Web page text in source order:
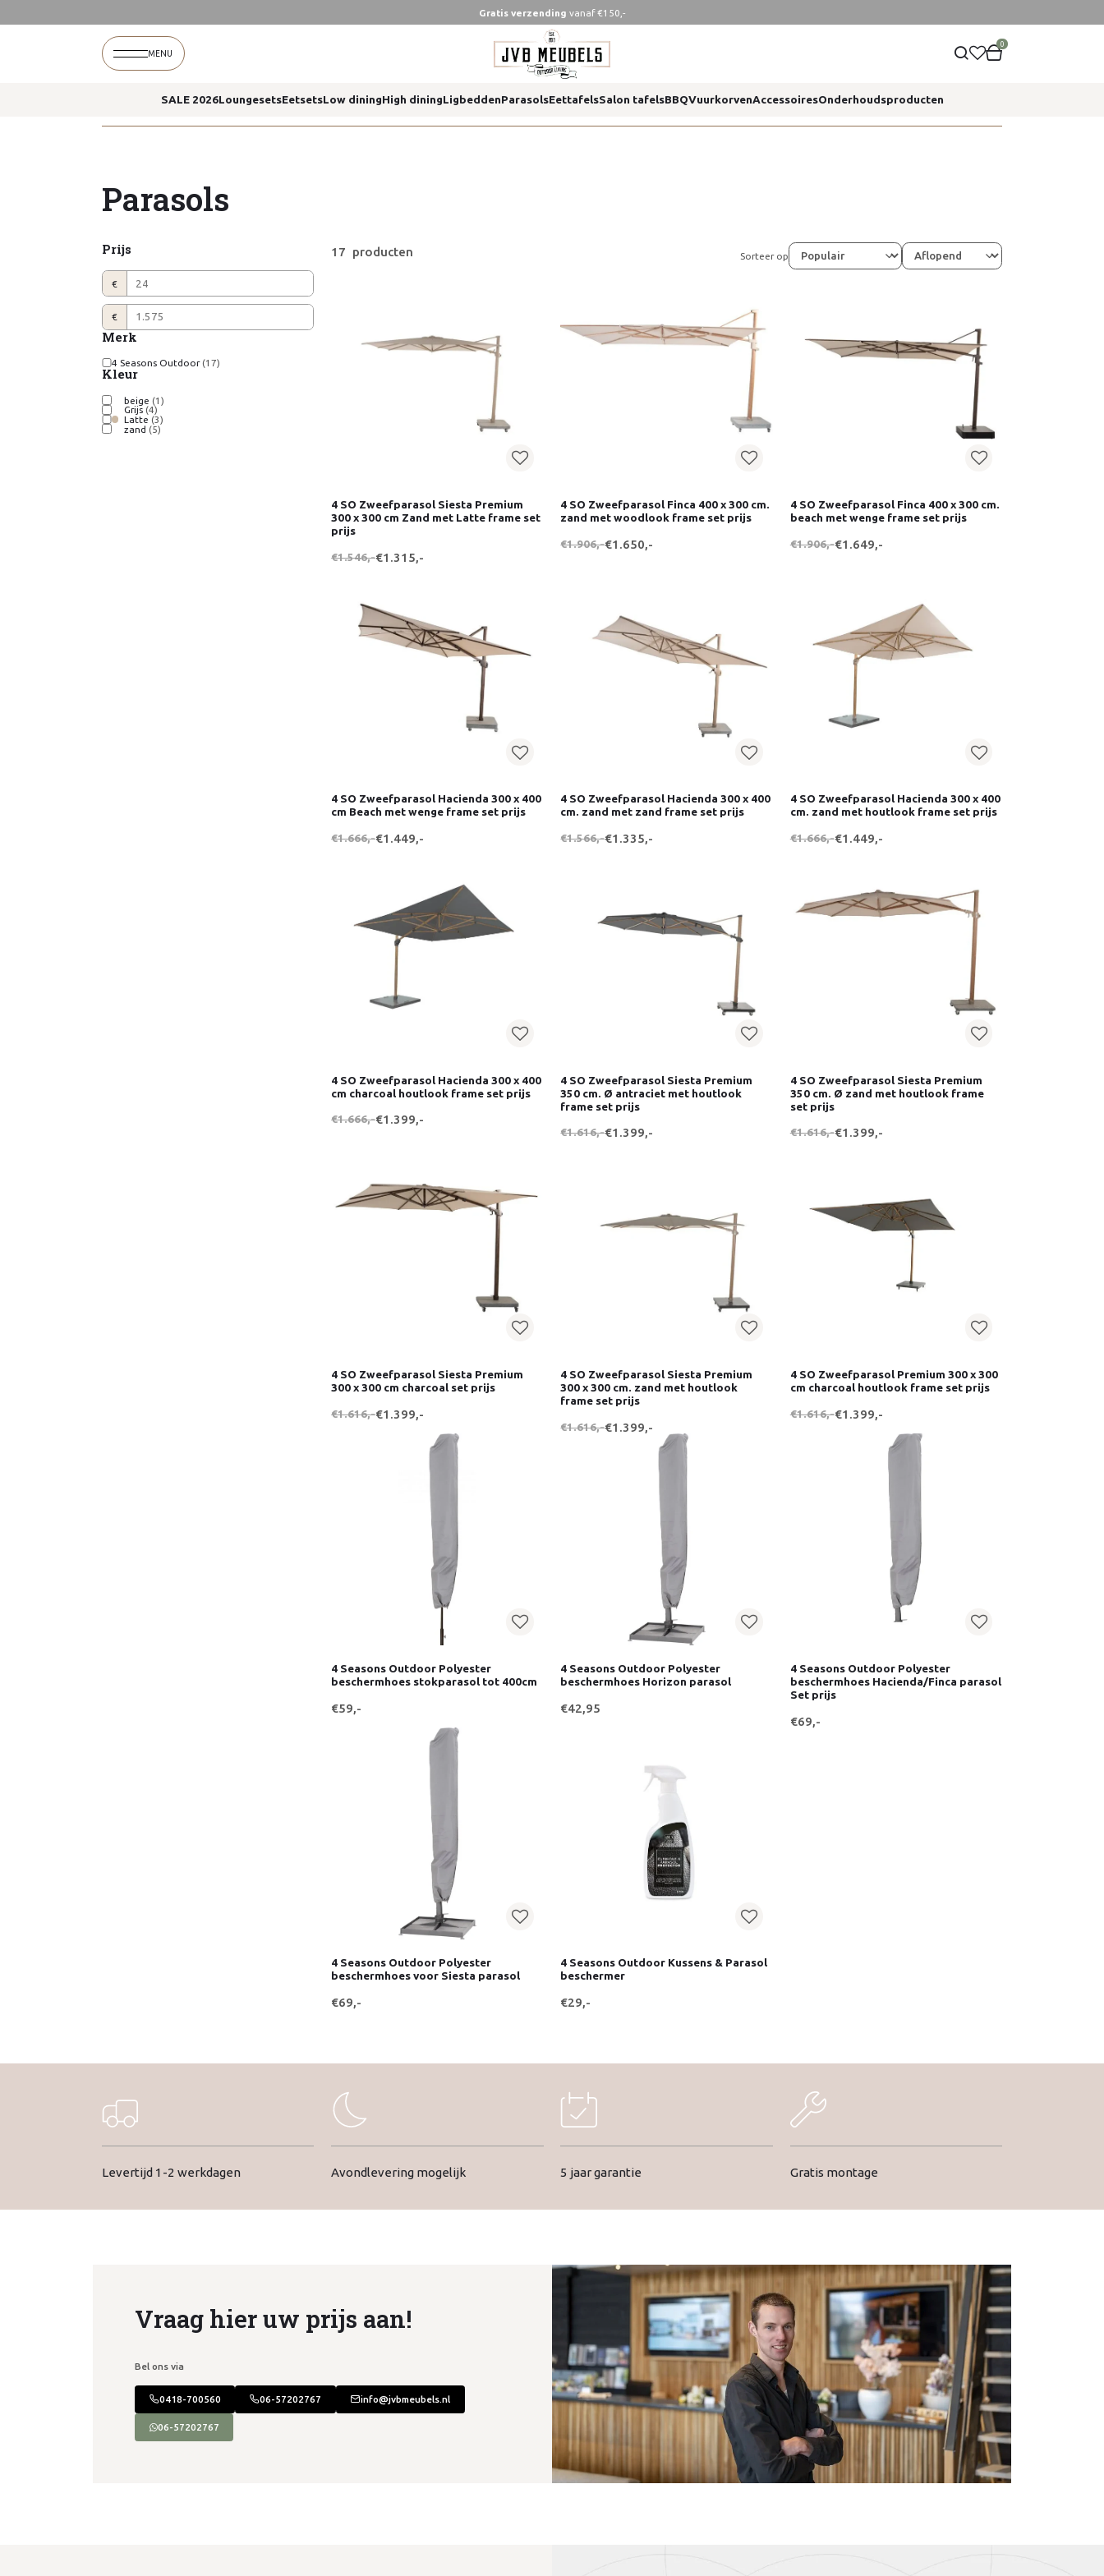
Gratis verzending vanaf €150,-
MENU
0
SALE 2026LoungesetsEetsetsLow diningHigh diningLigbeddenParasolsEettafelsSalon tafelsBBQVuurkorvenAccessoiresOnderhoudsproducten
Parasols
Parasols
Prijs
€
€
Merk
4 Seasons Outdoor (17)
Kleur
beige (1)
Grijs (4)
Latte (3)
zand (5)
17 producten Sorteer op
4 SO Zweefparasol Siesta Premium
300 x 300 cm Zand met Latte frame set
prijs
€1.546,-€1.315,-
4 SO Zweefparasol Finca 400 x 300 cm.
zand met woodlook frame set prijs
€1.906,-€1.650,-
4 SO Zweefparasol Finca 400 x 300 cm.
beach met wenge frame set prijs
€1.906,-€1.649,-
4 SO Zweefparasol Hacienda 300 x 400
cm Beach met wenge frame set prijs
€1.666,-€1.449,-
4 SO Zweefparasol Hacienda 300 x 400
cm. zand met zand frame set prijs
€1.566,-€1.335,-
4 SO Zweefparasol Hacienda 300 x 400
cm. zand met houtlook frame set prijs
€1.666,-€1.449,-
4 SO Zweefparasol Hacienda 300 x 400
cm charcoal houtlook frame set prijs
€1.666,-€1.399,-
4 SO Zweefparasol Siesta Premium
350 cm. Ø antraciet met houtlook
frame set prijs
€1.616,-€1.399,-
4 SO Zweefparasol Siesta Premium
350 cm. Ø zand met houtlook frame
set prijs
€1.616,-€1.399,-
4 SO Zweefparasol Siesta Premium
300 x 300 cm charcoal set prijs
€1.616,-€1.399,-
4 SO Zweefparasol Siesta Premium
300 x 300 cm. zand met houtlook
frame set prijs
€1.616,-€1.399,-
4 SO Zweefparasol Premium 300 x 300
cm charcoal houtlook frame set prijs
€1.616,-€1.399,-
4 Seasons Outdoor Polyester
beschermhoes stokparasol tot 400cm
€59,-
4 Seasons Outdoor Polyester
beschermhoes Horizon parasol
€42,95
4 Seasons Outdoor Polyester
beschermhoes Hacienda/Finca parasol
Set prijs
€69,-
4 Seasons Outdoor Polyester
beschermhoes voor Siesta parasol
€69,-
4 Seasons Outdoor Kussens & Parasol
beschermer
€29,-
Levertijd 1-2 werkdagen Avondlevering mogelijk 5 jaar garantie Gratis montage
Vraag hier uw prijs aan!
Bel ons via
0418-700560 06-57202767 info@jvbmeubels.nl
06-57202767